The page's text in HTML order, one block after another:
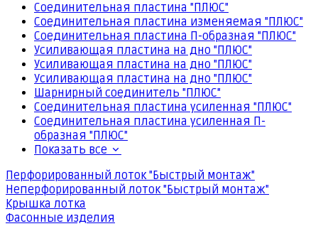
Соединительная пластина "ПЛЮС"
Соединительная пластина изменяемая "ПЛЮС"
Соединительная пластина П-образная "ПЛЮС"
Усиливающая пластина на дно "ПЛЮС"
Усиливающая пластина на дно "ПЛЮС"
Усиливающая пластина на дно "ПЛЮС"
Шарнирный соединитель "ПЛЮС"
Соединительная пластина усиленная "ПЛЮС"
Соединительная пластина усиленная П-
образная "ПЛЮС"
Показать все
Перфорированный лоток "Быстрый монтаж"
Неперфорированный лоток "Быстрый монтаж"
Крышка лотка
Фасонные изделия